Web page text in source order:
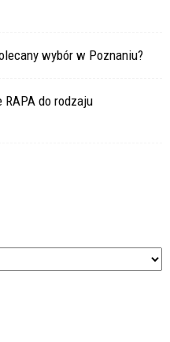
wybór w Poznaniu?
RAPA do rodzaju